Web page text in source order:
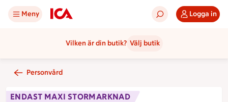
Meny Logga in
Vilken är din butik? Välj butik
Personvård
ENDAST MAXI STORMARKNAD